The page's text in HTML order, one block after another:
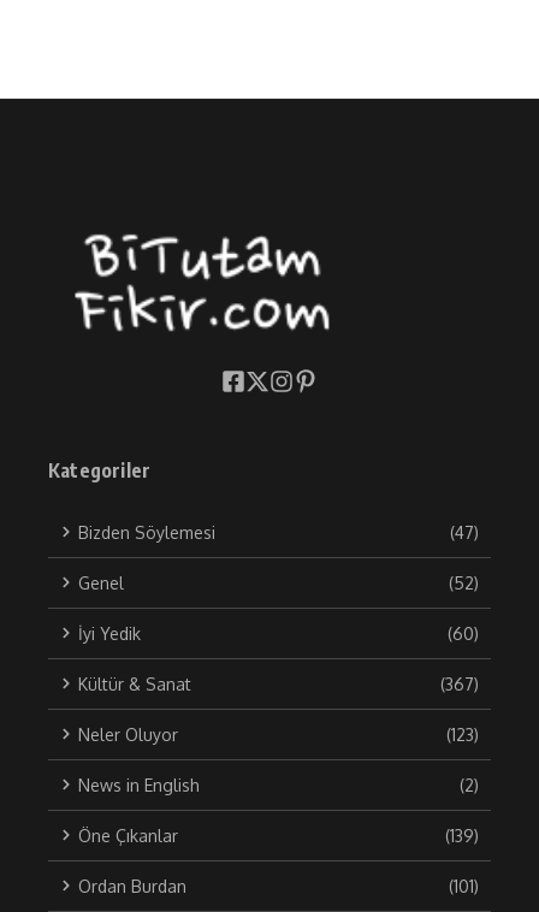
Kategoriler
Bizden Söylemesi (47)
Genel (52)
İyi Yedik (60)
Kültür & Sanat (367)
Neler Oluyor (123)
News in English (2)
Öne Çıkanlar (139)
Ordan Burdan (101)